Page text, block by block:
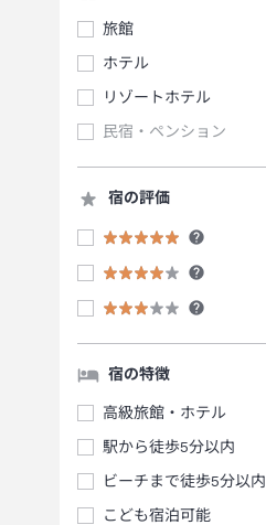
旅館
ホテル
リゾートホテル
民宿・ペンション
宿の評価
宿の特徴
高級旅館・ホテル
駅から徒歩5分以内
ビーチまで徒歩5分以内
こども宿泊可能